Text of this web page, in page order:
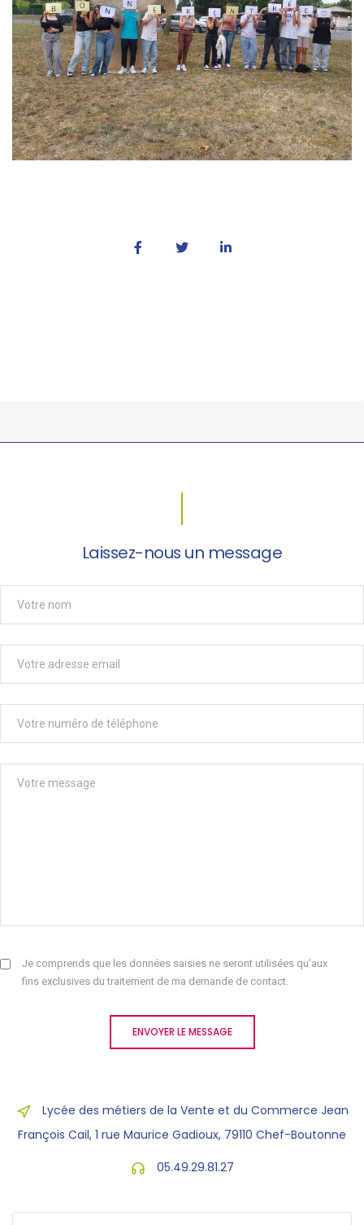
Laissez-nous un message
Je comprends que les données saisies ne seront utilisées qu'aux
fins exclusives du traitement de ma demande de contact.
ENVOYER LE MESSAGE
Lycée des métiers de la Vente et du Commerce Jean
François Cail, 1 rue Maurice Gadioux, 79110 Chef-Boutonne
05.49.29.81.27